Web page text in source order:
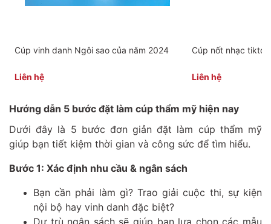
Cúp vinh danh Ngôi sao của năm 2024
Liên hệ
Cúp nốt nhạc tiktok
Liên hệ
Hướng dẫn 5 bước đặt làm cúp thẩm mỹ hiện nay
Dưới đây là 5 bước đơn giản đặt làm cúp thẩm mỹ
giúp bạn tiết kiệm thời gian và công sức để tìm hiểu.
Bước 1: Xác định nhu cầu & ngân sách
Bạn cần phải làm gì? Trao giải cuộc thi, sự kiện
nội bộ hay vinh danh đặc biệt?